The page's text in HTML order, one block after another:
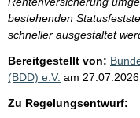
bestehenden
schneller ausgestaltet
Bereitgestellt von:
(BDD) e.V. am 27.07.2026
Zu Regelungsentwurf: